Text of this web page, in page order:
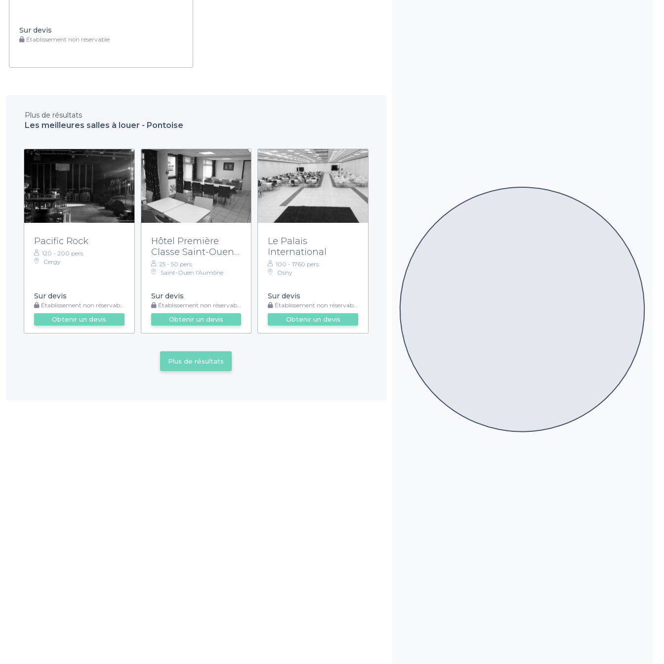
Sur devis
Établissement non réservable
Plus de résultats
Les meilleures salles à louer - Pontoise
Pacific Rock
120 - 200 pers.
Cergy
Sur devis
Établissement non réservable
Obtenir un devis
Hôtel Première
Classe Saint-Ouen
L'Aumone
25 - 50 pers.
Saint-Ouen l'Aumône
Sur devis
Établissement non réservable
Obtenir un devis
Le Palais
International
100 - 1760 pers.
Osny
Sur devis
Établissement non réservable
Obtenir un devis
Plus de résultats